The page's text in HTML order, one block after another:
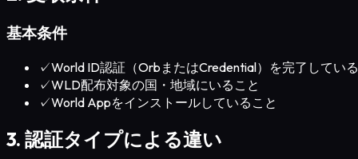
基本条件
✓World ID認証（OrbまたはCredential）を完了してい
✓WLD配布対象の国・地域にいること
✓World Appをインストールしていること
3. 認証タイプによる違い